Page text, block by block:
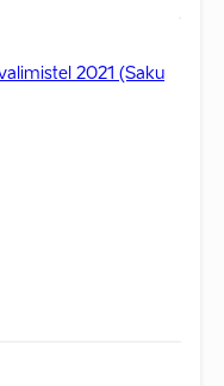
2021 (Saku